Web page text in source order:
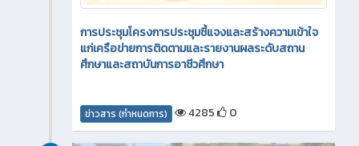
การประชุมโครงการประชุมชี้แจงและสร้างความเข้าใจ
แก่เครือข่ายการติดตามและรายงานผลระดับสถาน
ศึกษาและสถาบันการอาชีวศึกษา
ข่าวสาร (กำหนดการ) 4285 0